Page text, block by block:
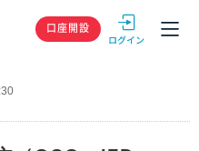
GMOクリック
口座開設